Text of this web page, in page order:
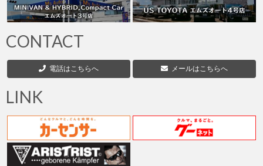
CONTACT
電話はこちらへ メールはこちらへ
LINK